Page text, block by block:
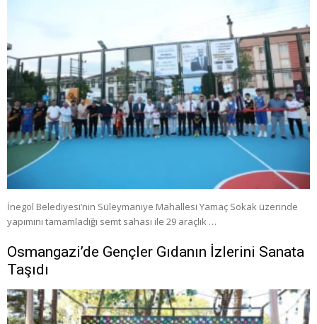
İnegöl Belediyesi’nin Süleymaniye Mahallesi Yamaç Sokak üzerinde
yapımını tamamladığı semt sahası ile 29 araçlık …
Osmangazi’de Gençler Gıdanın İzlerini Sanata
Taşıdı